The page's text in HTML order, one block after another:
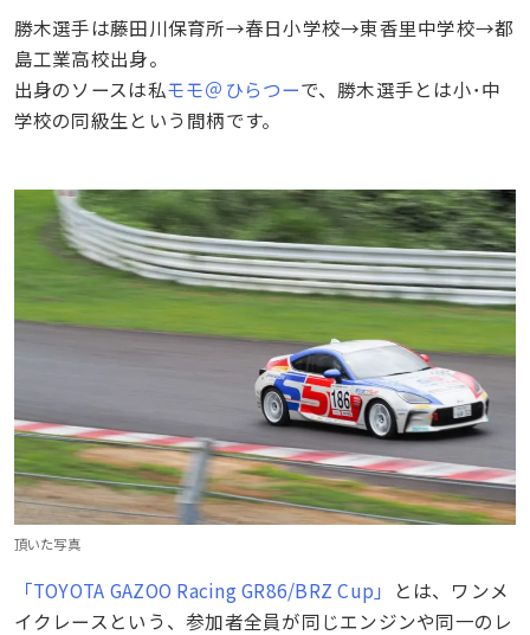
勝木選手は藤田川保育所→春日小学校→東香里中学校→都
島工業高校出身。
出身のソースは私モモ＠ひらつーで、勝木選手とは小･中
学校の同級生という間柄です。
頂いた写真
「TOYOTA GAZOO Racing GR86/BRZ Cup」
とは、ワンメ
イクレースという、参加者全員が同じエンジンや同一のレ